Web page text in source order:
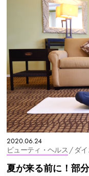
2020.06.24
ビューティ・ヘルス / ダイ
夏が来る前に！部